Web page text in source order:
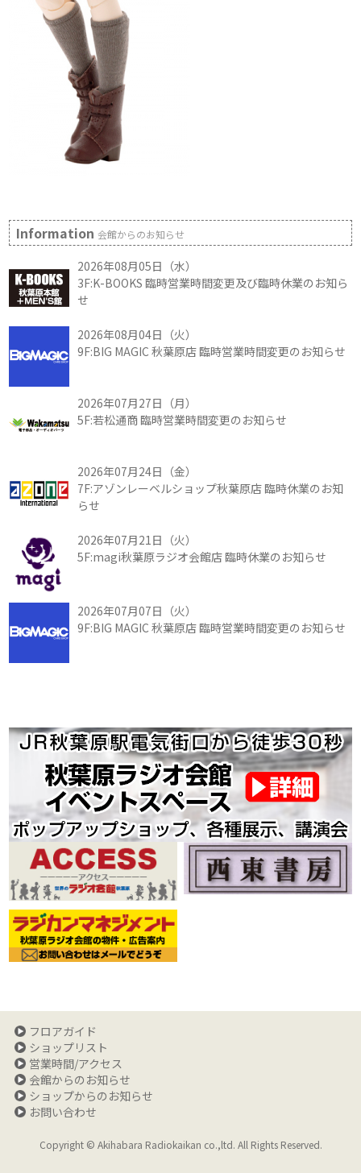
Information会館からのお知らせ
2026年08月05日（水）
3F:K-BOOKS 臨時営業時間変更及び臨時休業のお知ら
せ
2026年08月04日（火）
9F:BIG MAGIC 秋葉原店 臨時営業時間変更のお知らせ
2026年07月27日（月）
5F:若松通商 臨時営業時間変更のお知らせ
2026年07月24日（金）
7F:アゾンレーベルショップ秋葉原店 臨時休業のお知
らせ
2026年07月21日（火）
5F:magi秋葉原ラジオ会館店 臨時休業のお知らせ
2026年07月07日（火）
9F:BIG MAGIC 秋葉原店 臨時営業時間変更のお知らせ
フロアガイド
ショップリスト
営業時間/アクセス
会館からのお知らせ
ショップからのお知らせ
お問い合わせ
Copyright © Akihabara Radiokaikan co.,ltd. All Rights Reserved.